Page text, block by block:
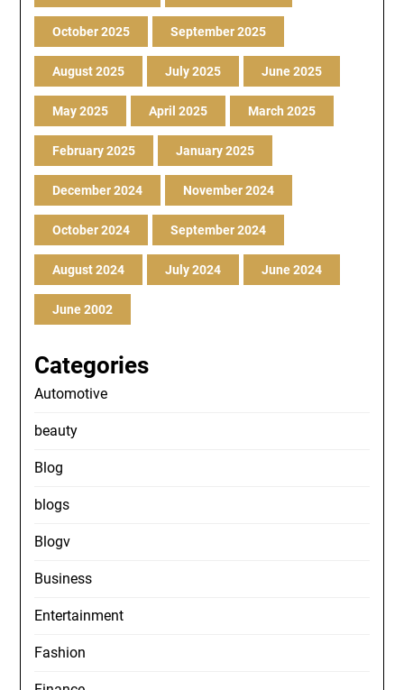
October 2025 September 2025
August 2025 July 2025 June 2025
May 2025 April 2025 March 2025
February 2025 January 2025
December 2024 November 2024
October 2024 September 2024
August 2024 July 2024 June 2024
June 2002
Categories
Automotive
beauty
Blog
blogs
Blogv
Business
Entertainment
Fashion